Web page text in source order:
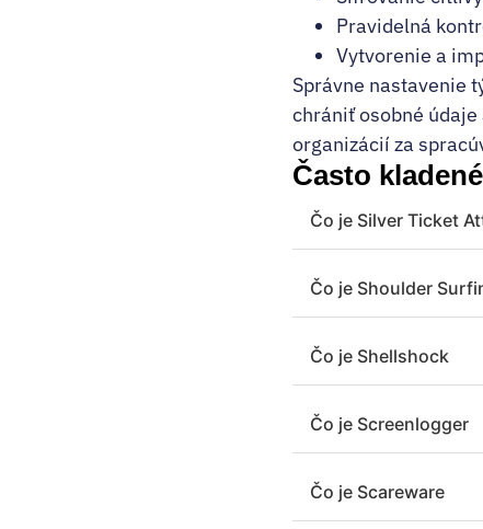
Pravidelná
Vytvorenie a
Správne nastavenie
chrániť osobné údaje
organizácií za
Často
Čo je Silver Ticket
Čo je Shoulder
Čo je Shellshock
Čo je Screenlogger
Čo je Scareware